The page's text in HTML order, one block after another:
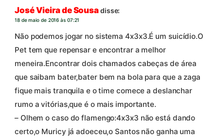
José Vieira de Sousadisse:
18 de maio de 2016 às 07:21
Não podemos jogar no sistema 4x3x3.É um suicídio.O
Pet tem que repensar e encontrar a melhor
meneira.Encontrar dois chamados cabeças de área
que saibam bater,bater bem na bola para que a zaga
fique mais tranquila e o time comece a deslanchar
rumo a vitórias,que é o mais importante.
– Olhem o caso do flamengo:4x3x3 não está dando
certo,o Muricy já adoeceu,o Santos não ganha uma